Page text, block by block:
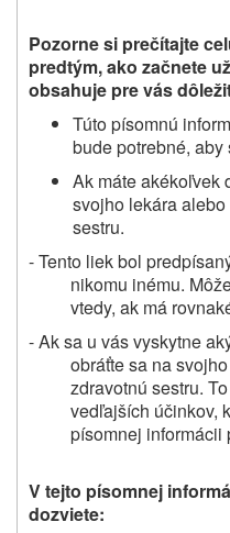
Pozorne si prečítajte
predtým, ako začnete
obsahuje pre vás
Túto písomnú
bude potrebné,
Ak máte akékoľvek
svojho lekára
sestru.
- Tento liek bol
nikomu inému.
vtedy, ak má
- Ak sa u vás vyskytne
obráťte sa na
zdravotnú sestru.
vedľajších účinkov,
písomnej informácii
V tejto písomnej
dozviete: